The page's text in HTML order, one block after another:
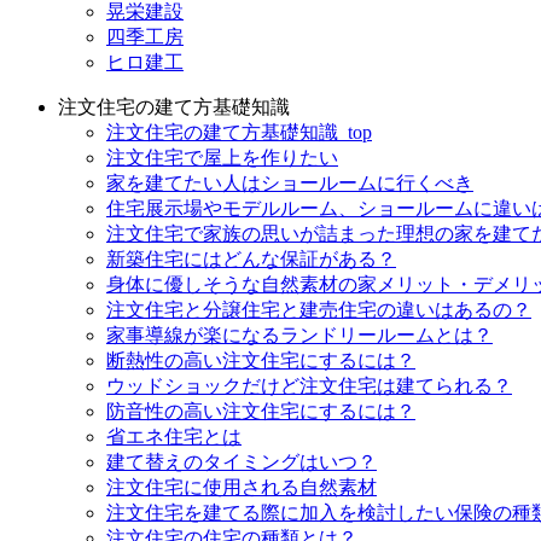
晃栄建設
四季工房
ヒロ建工
注文住宅の建て方基礎知識
注文住宅の建て方基礎知識_top
注文住宅で屋上を作りたい
家を建てたい人はショールームに行くべき
住宅展示場やモデルルーム、ショールームに違い
注文住宅で家族の思いが詰まった理想の家を建て
新築住宅にはどんな保証がある？
身体に優しそうな自然素材の家メリット・デメリ
注文住宅と分譲住宅と建売住宅の違いはあるの？
家事導線が楽になるランドリールームとは？
断熱性の高い注文住宅にするには？
ウッドショックだけど注文住宅は建てられる？
防音性の高い注文住宅にするには？
省エネ住宅とは
建て替えのタイミングはいつ？
注文住宅に使用される自然素材
注文住宅を建てる際に加入を検討したい保険の種